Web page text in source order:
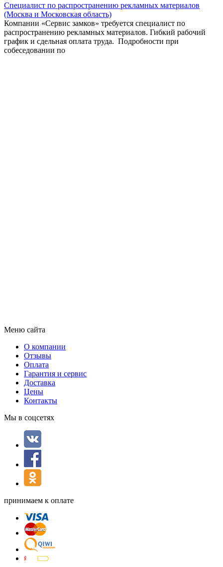
Специалист по распространению рекламных материалов
(Москва и Московская область)
Компании «Сервис замков» требуется специалист по
распространению рекламных материалов. Гибкий рабочий
график и сдельная оплата труда. Подробности при
собеседовании по
Меню сайта
О компании
Отзывы
Оплата
Гарантия и сервис
Доставка
Цены
Контакты
Мы в соцсетях
принимаем к оплате